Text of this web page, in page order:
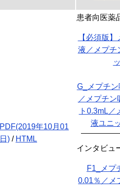
PDF(2019年10月01
日) / HTML
患者向医薬
【必須版
液／メプチ
G_メプチ
／メプチン
ト0.3mL／
液ユニ
インタビュ
F1_メプ
0.01％／メ